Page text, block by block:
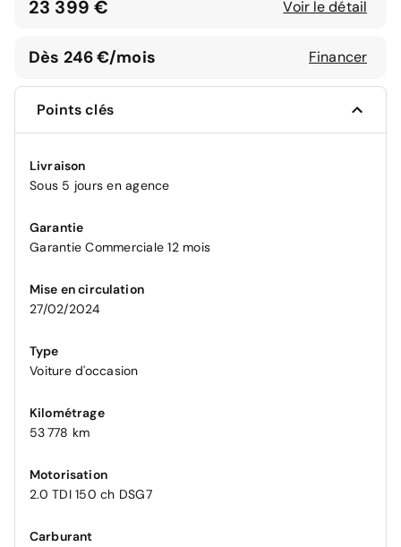
23 399 € Voir le détail
Dès 246 €/mois Financer
Points clés
Livraison
Sous 5 jours en agence
Garantie
Garantie Commerciale 12 mois
Mise en circulation
27/02/2024
Type
Voiture d'occasion
Kilométrage
53 778 km
Motorisation
2.0 TDI 150 ch DSG7
Carburant